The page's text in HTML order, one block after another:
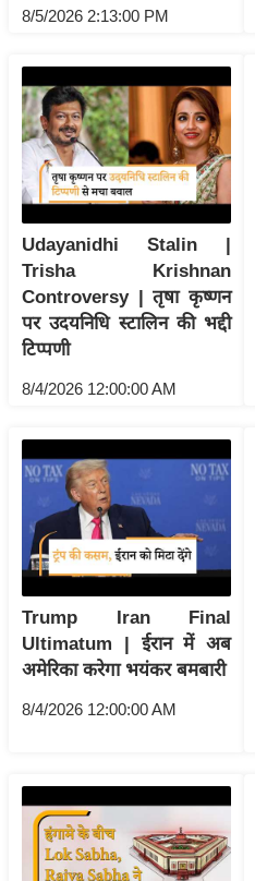
र्य
ट
न
स्थ
फि
ट
ने
स
मं
त्रा
रि
श
न
प
रा
नी
ति
वि
श्ले
म
सा
8/5/2026 2:13:00 PM
Udayanidhi Stalin |
Trisha Krishnan
Controversy | तृषा कृष्णन
पर उदयनिधि स्टालिन की भद्दी
टिप्पणी
8/4/2026 12:00:00 AM
Trump Iran Final
Ultimatum | ईरान में अब
अमेरिका करेगा भयंकर बमबारी
8/4/2026 12:00:00 AM